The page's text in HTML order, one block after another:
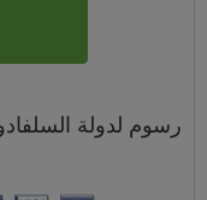
رسوم لدولة